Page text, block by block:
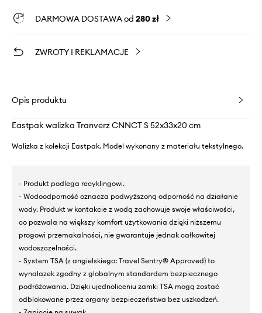
DARMOWA DOSTAWA od 280 zł
ZWROTY I REKLAMACJE
Opis produktu
Eastpak walizka Tranverz CNNCT S 52x33x20 cm
Walizka z kolekcji Eastpak. Model wykonany z materiału tekstylnego.
- Produkt podlega recyklingowi.
- Wodoodporność oznacza podwyższoną odporność na działanie
wody. Produkt w kontakcie z wodą zachowuje swoje właściwości,
co pozwala na większy komfort użytkowania dzięki niższemu
progowi przemakalności, nie gwarantuje jednak całkowitej
wodoszczelności.
- System TSA (z angielskiego: Travel Sentry® Approved) to
wynalazek zgodny z globalnym standardem bezpiecznego
podróżowania. Dzięki ujednoliceniu zamki TSA mogą zostać
odblokowane przez organy bezpieczeństwa bez uszkodzeń.